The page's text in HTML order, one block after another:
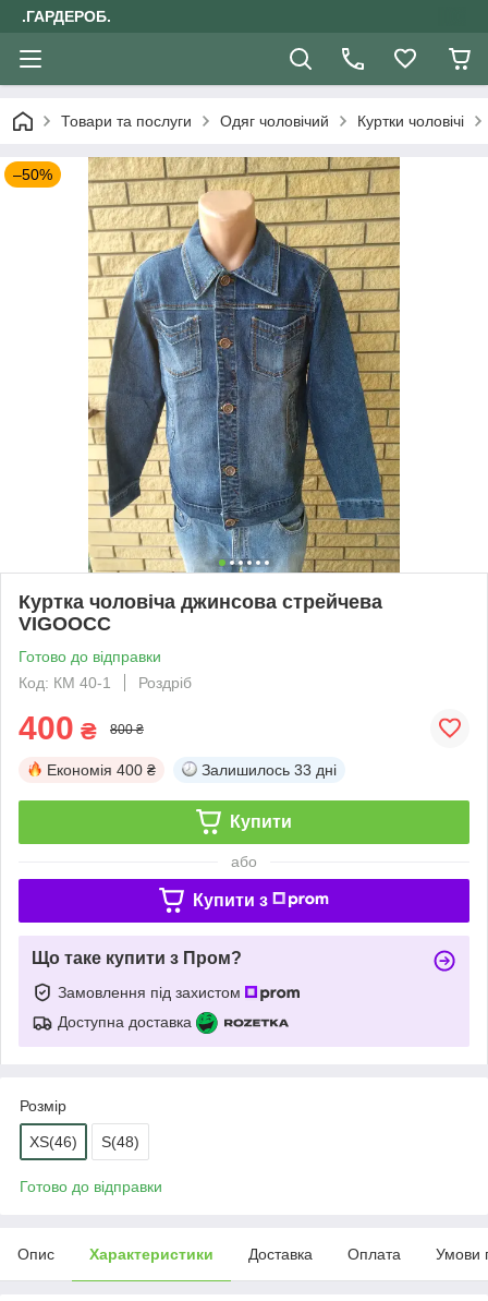
.ГАРДЕРОБ.
Товари та послуги Одяг чоловічий Куртки чоловічі
–50%
Куртка чоловіча джинсова стрейчева
VIGOOCC
Готово до відправки
Код: КМ 40-1
Роздріб
400 ₴ 800 ₴
Економія 400 ₴ Залишилось 33 дні
Купити
або
Купити з
Що таке купити з Пром?
Замовлення під захистом
Доступна доставка
Розмір
XS(46) S(48)
Готово до відправки
Опис Характеристики Доставка Оплата Умови